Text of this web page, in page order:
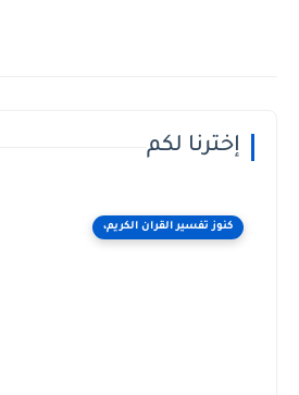
إخترنا لكم
كنوز تفسير القران الكريم،